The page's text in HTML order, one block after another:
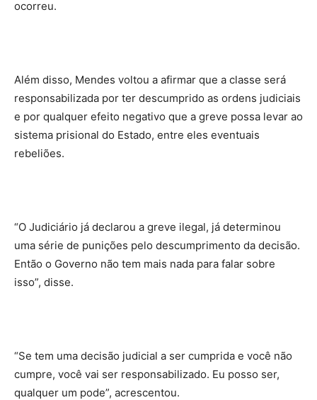
ocorreu.
Além disso, Mendes voltou a afirmar que a classe será
responsabilizada por ter descumprido as ordens judiciais
e por qualquer efeito negativo que a greve possa levar ao
sistema prisional do Estado, entre eles eventuais
rebeliões.
“O Judiciário já declarou a greve ilegal, já determinou
uma série de punições pelo descumprimento da decisão.
Então o Governo não tem mais nada para falar sobre
isso”, disse.
“Se tem uma decisão judicial a ser cumprida e você não
cumpre, você vai ser responsabilizado. Eu posso ser,
qualquer um pode”, acrescentou.